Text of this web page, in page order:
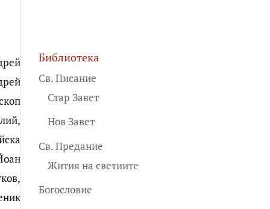
Библиотека
Св. Писание
Стар Завет
Нов Завет
Св. Предание
Жития на светиите
Богословие